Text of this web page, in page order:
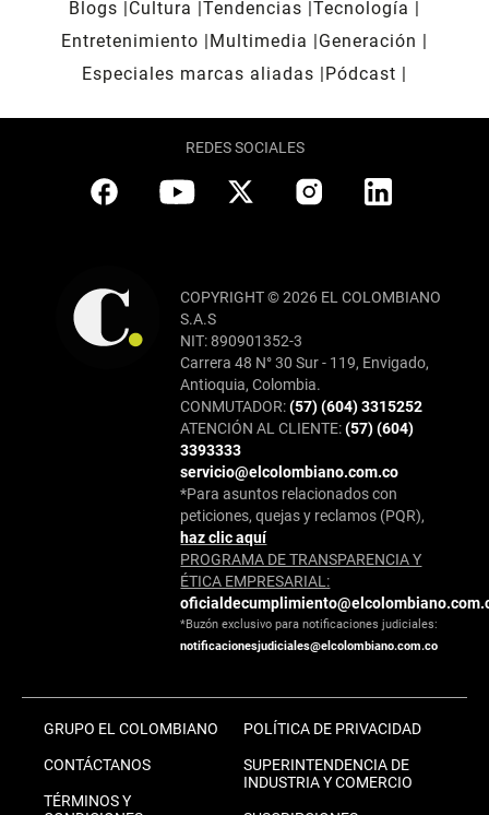
Blogs
Cultura Tendencias Tecnología
Entretenimiento
Multimedia
Generación
Especiales marcas aliadas
Pódcast
REDES SOCIALES
COPYRIGHT © 2026 EL COLOMBIANO
S.A.S
NIT: 890901352-3
Carrera 48 N° 30 Sur - 119, Envigado,
Antioquia, Colombia.
CONMUTADOR:(57) (604) 3315252
ATENCIÓN AL CLIENTE:(57) (604)
3393333
servicio@elcolombiano.com.co
*Para asuntos relacionados con
peticiones, quejas y reclamos (PQR),
haz clic aquí
PROGRAMA DE TRANSPARENCIA Y
ÉTICA EMPRESARIAL:
*Buzón exclusivo para notificaciones judiciales:
notificacionesjudiciales@elcolombiano.com.co
GRUPO EL COLOMBIANO
CONTÁCTANOS
TÉRMINOS Y
POLÍTICA DE PRIVACIDAD
SUPERINTENDENCIA DE
INDUSTRIA Y COMERCIO